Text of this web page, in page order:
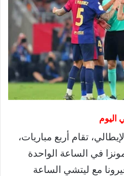
اليوم
تقام أربع مباريات،
في الساعة الواحدة
مع ليتشي الساعة